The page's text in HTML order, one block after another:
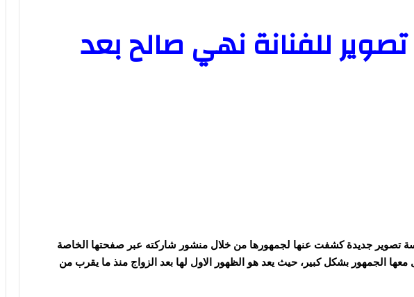
للفنانة نهي صالح بعد
تصوير جديدة كشفت عنها لجمهورها من خلال منشور شاركته عبر صفحتها الخاصة
الجمهور بشكل كبير، حيث يعد هو الظهور الاول لها بعد الزواج منذ ما يقرب من